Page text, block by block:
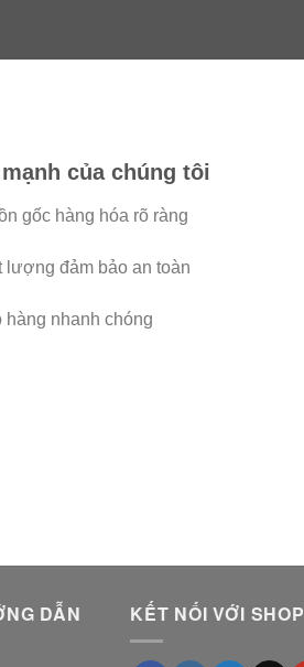
của chúng tôi
gốc hàng hóa rõ ràng
lượng đảm bảo an toàn
hàng nhanh chóng
DẪN KẾT NỐI VỚI SHOP